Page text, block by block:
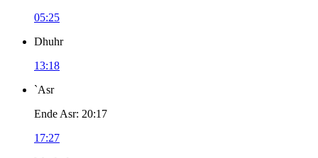
05:25
Dhuhr
13:18
`Asr
Ende Asr: 20:17
17:27